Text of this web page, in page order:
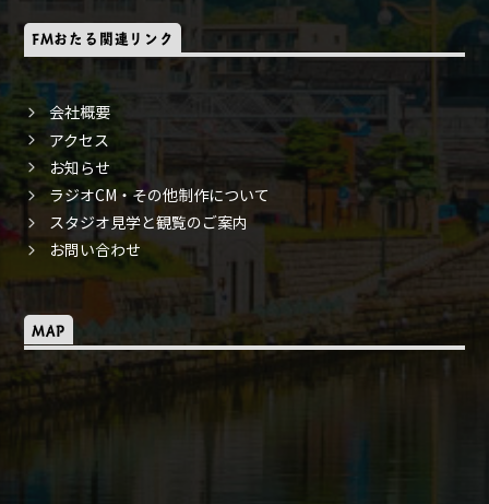
FMおたる関連リンク
会社概要
アクセス
お知らせ
ラジオCM・その他制作について
スタジオ見学と観覧のご案内
お問い合わせ
MAP